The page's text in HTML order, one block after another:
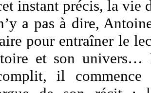
instant précis, la vie
a pas à dire,
pour entraîner le
et son univers…
il